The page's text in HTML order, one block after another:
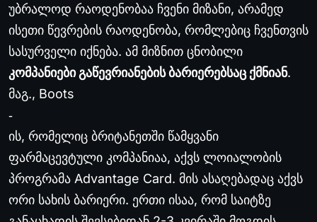
უბრალოდ რაოდენობაა ჩვენი მიზანი, არამედ
ისეთი წევრების რაოდენობა, რომლებიც ჩვენთვის
სასურველი იქნება. ამ მიზნით ცნობილი
კომპანიები გაწევრიანების ბარიერებსაც ქმნიან.
მაგ., Boots
‐
ის, რომელიც ბრიტანეთში წამყვანი
ფარმაცევტული კომპანიაა, აქვს ლოიალობის
პროგრამა Advantage Card. მის ასაღებადაც აქვს
ორი სახის ბარიერი. ერთი ისაა, რომ საიტზე